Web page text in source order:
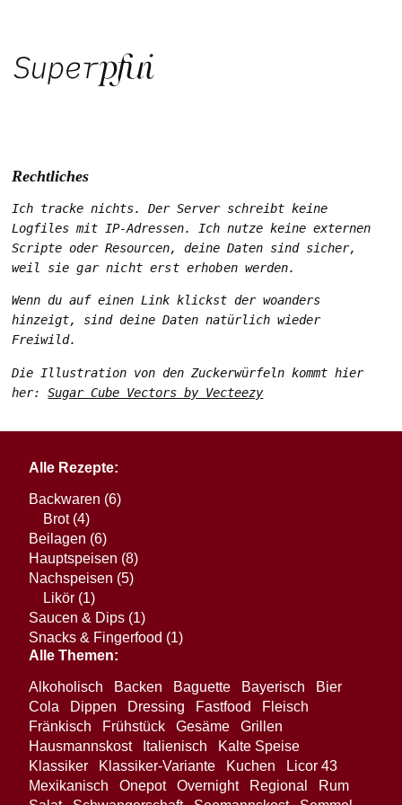
Rechtliches
Ich tracke nichts. Der Server schreibt keine
Logfiles mit IP-Adressen. Ich nutze keine externen
Scripte oder Resourcen, deine Daten sind sicher,
weil siegar nicht erst erhobenwerden.
Wenn du auf einen Link klickst der woanders
hinzeigt, sind deine Daten natürlich wieder
Freiwild.
Die Illustration von den Zuckerwürfeln kommt hier
her:Sugar Cube Vectors by Vecteezy
Alle Themen:
Alkoholisch Backen Baguette Bayerisch
Bier
Cola
Dippen Dressing Fastfood
Fleisch
Fränkisch
Frühstück Gesäme
Grillen
Hausmannskost
Italienisch
Kalte Speise
Klassiker
Klassiker-Variante Kuchen
Licor 43
Mexikanisch
Onepot Overnight Regional
Rum
Alle Rezepte:
Backwaren (6)
Brot(4)
Beilagen (6)
Hauptspeisen (8)
Nachspeisen (5)
Likör (1)
Saucen & Dips (1)
Snacks & Fingerfood (1)